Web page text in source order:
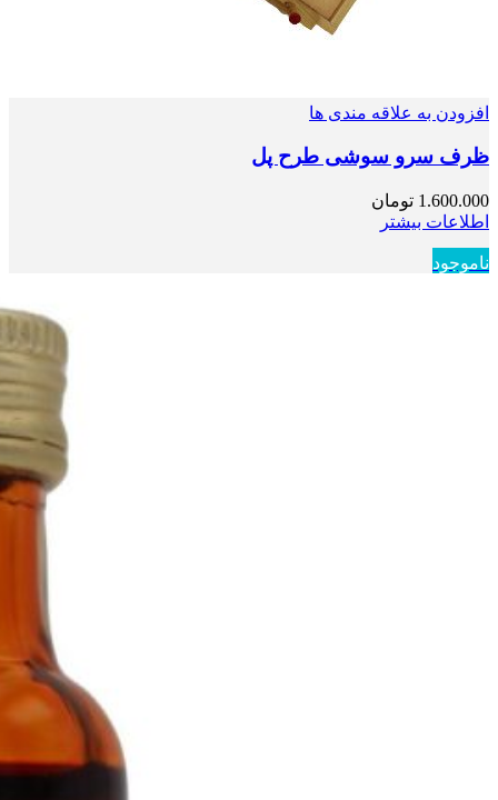
افزودن به علاقه مندی ها
ظرف سرو سوشی طرح پل
1.600.000 تومان
اطلاعات بیشتر
ناموجود